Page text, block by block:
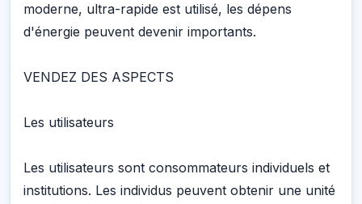
moderne, ultra-rapide est utilisé, les dépens
d'énergie peuvent devenir importants.
VENDEZ DES ASPECTS
Les utilisateurs
Les utilisateurs sont consommateurs individuels et
institutions. Les individus peuvent obtenir une unité